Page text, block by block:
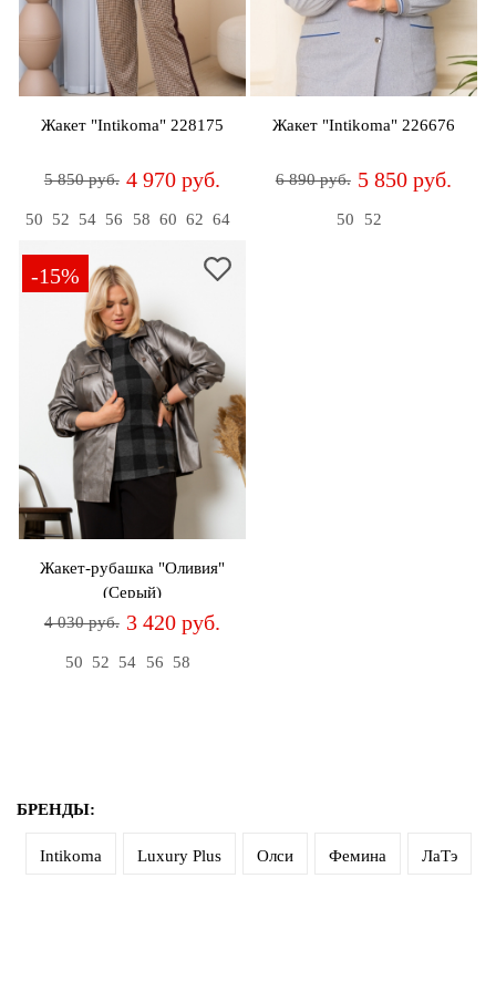
Жакеты
Жилеты
Костюмы
Топы
Туники
Юбки
Одежда
для
дома
Белье
Одежда
Брошки
Комплекты
украшений
Заколки
украшения
Распродажа
Новинки
Зажимы
платков
Распродажа
Жакет "Intikoma" 228175
5 850 руб. 4 970 руб.
50 52 54 56 58 60 62 64
Жакет "Intikoma" 226676
6 890 руб. 5 850 руб.
50 52
-15%
Жакет-рубашка "Оливия"
(Серый)
4 030 руб. 3 420 руб.
50 52 54 56 58
БРЕНДЫ:
Intikoma Luxury Plus Олси Фемина ЛаТэ